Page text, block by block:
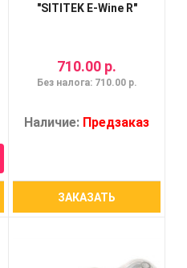
"SITITEK E-Wine R"
710.00 р.
Без налога: 710.00 р.
Наличие: Предзаказ
ЗАКАЗАТЬ